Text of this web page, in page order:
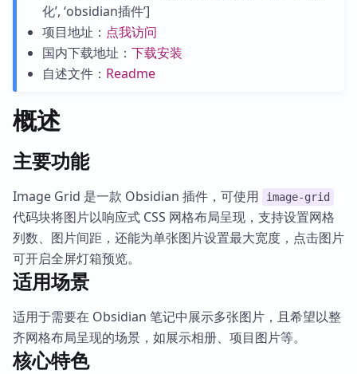
化’, ‘obsidian插件’]
项目地址： 点我访问
国内下载地址： 下载安装
自述文件： Readme
概述
主要功能
Image Grid 是一款 Obsidian 插件，可使用 image-grid
代码块将图片以响应式 CSS 网格布局呈现，支持设置网格
列数、图片间距，还能为单张图片设置最大宽度，点击图片
可开启全屏灯箱预览。
适用场景
适用于需要在 Obsidian 笔记中展示多张图片，且希望以整
齐网格布局呈现的场景，如展示相册、项目图片等。
核心特色